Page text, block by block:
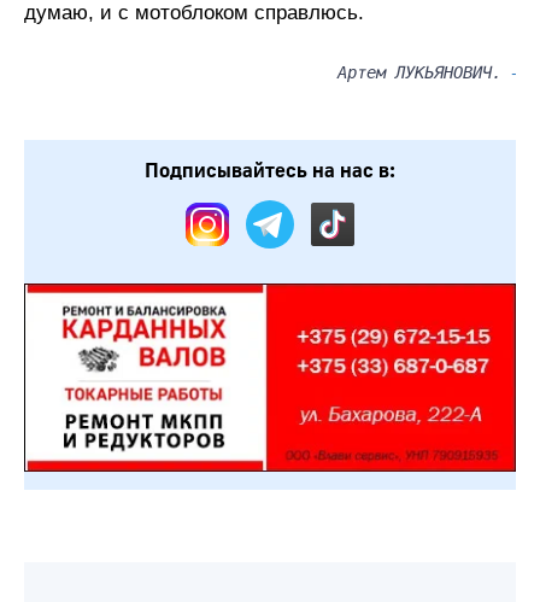
думаю, и с мотоблоком справлюсь.
Артем ЛУКЬЯНОВИЧ. -
Подписывайтесь на нас в: